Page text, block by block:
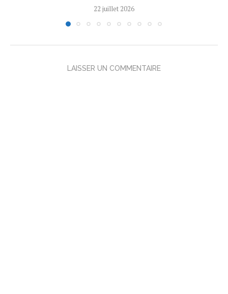
22 juillet 2026
LAISSER UN COMMENTAIRE